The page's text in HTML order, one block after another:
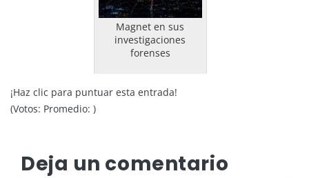
Magnet en sus
investigaciones
forenses
¡Haz clic para puntuar esta entrada!
(Votos: Promedio: )
Deja un comentario